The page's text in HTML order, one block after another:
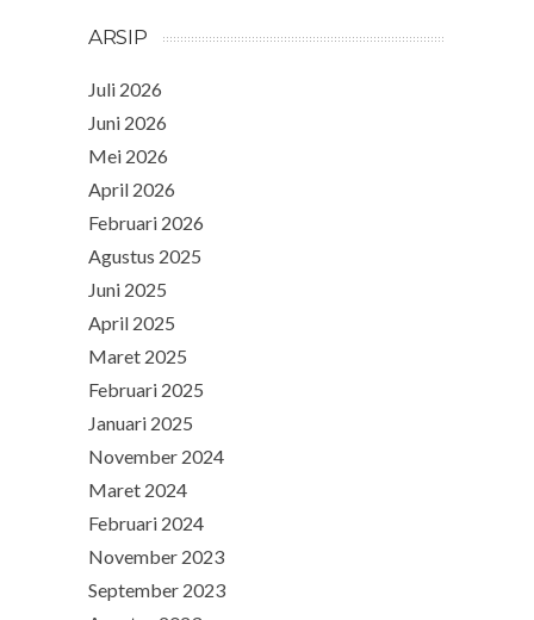
ARSIP
Juli 2026
Juni 2026
Mei 2026
April 2026
Februari 2026
Agustus 2025
Juni 2025
April 2025
Maret 2025
Februari 2025
Januari 2025
November 2024
Maret 2024
Februari 2024
November 2023
September 2023